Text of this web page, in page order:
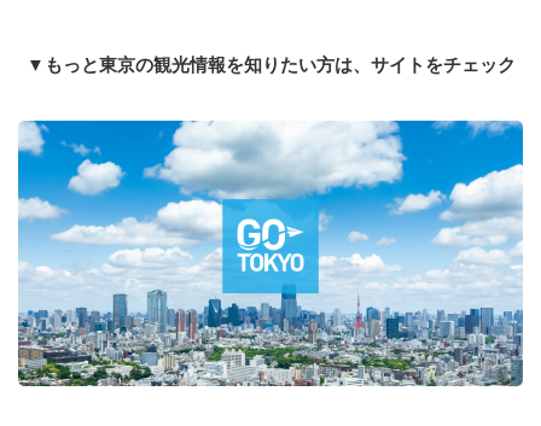
▼もっと東京の観光情報を知りたい方は、サイトをチェック